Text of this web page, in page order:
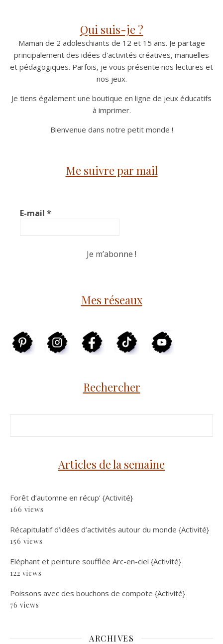
Qui suis-je ?
Maman de 2 adoleschiants de 12 et 15 ans. Je partage
principalement des idées d'activités créatives, manuelles
et pédagogiques. Parfois, je vous présente nos lectures et
nos jeux.
Je tiens également une boutique en ligne de jeux éducatifs
à imprimer.
Bienvenue dans notre petit monde !
Me suivre par mail
E-mail *
Mes réseaux
Rechercher
Articles de la semaine
Forêt d’automne en récup’ {Activité}
166 views
Récapitulatif d’idées d’activités autour du monde {Activité}
156 views
Eléphant et peinture soufflée Arc-en-ciel {Activité}
122 views
Poissons avec des bouchons de compote {Activité}
76 views
ARCHIVES